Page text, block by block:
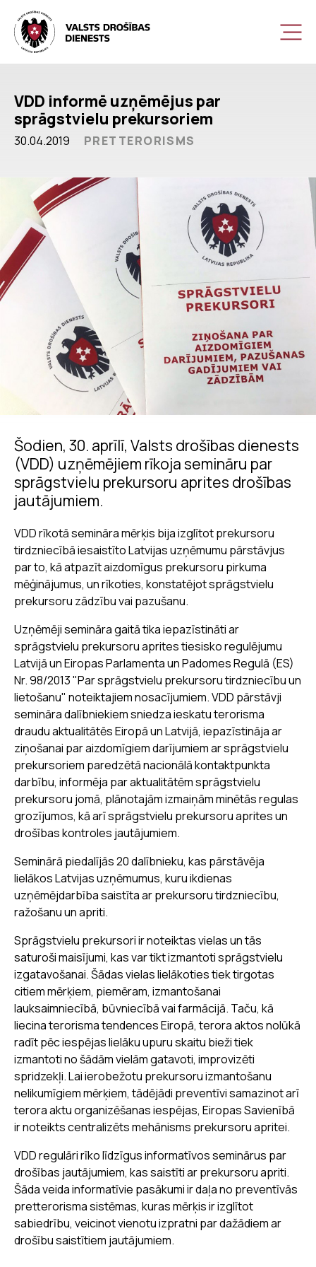
VDD informē uzņēmējus par
sprāgstvielu prekursoriem
30.04.2019 PRETTERORISMS
Šodien, 30. aprīlī, Valsts drošības dienests
(VDD) uzņēmējiem rīkoja semināru par
sprāgstvielu prekursoru aprites drošības
jautājumiem.
VDD rīkotā semināra mērķis bija izglītot prekursoru
tirdzniecībā iesaistīto Latvijas uzņēmumu pārstāvjus
par to, kā atpazīt aizdomīgus prekursoru pirkuma
mēģinājumus, un rīkoties, konstatējot sprāgstvielu
prekursoru zādzību vai pazušanu.
Uzņēmēji semināra gaitā tika iepazīstināti ar
sprāgstvielu prekursoru aprites tiesisko regulējumu
Latvijā un Eiropas Parlamenta un Padomes Regulā (ES)
Nr. 98/2013 "Par sprāgstvielu prekursoru tirdzniecību un
lietošanu" noteiktajiem nosacījumiem. VDD pārstāvji
semināra dalībniekiem sniedza ieskatu terorisma
draudu aktualitātēs Eiropā un Latvijā, iepazīstināja ar
ziņošanai par aizdomīgiem darījumiem ar sprāgstvielu
prekursoriem paredzētā nacionālā kontaktpunkta
darbību, informēja par aktualitātēm sprāgstvielu
prekursoru jomā, plānotajām izmaiņām minētās regulas
grozījumos, kā arī sprāgstvielu prekursoru aprites un
drošības kontroles jautājumiem.
Seminārā piedalījās 20 dalībnieku, kas pārstāvēja
lielākos Latvijas uzņēmumus, kuru ikdienas
uzņēmējdarbība saistīta ar prekursoru tirdzniecību,
ražošanu un apriti.
Sprāgstvielu prekursori ir noteiktas vielas un tās
saturoši maisījumi, kas var tikt izmantoti sprāgstvielu
izgatavošanai. Šādas vielas lielākoties tiek tirgotas
citiem mērķiem, piemēram, izmantošanai
lauksaimniecībā, būvniecībā vai farmācijā. Taču, kā
liecina terorisma tendences Eiropā, terora aktos nolūkā
radīt pēc iespējas lielāku upuru skaitu bieži tiek
izmantoti no šādām vielām gatavoti, improvizēti
spridzekļi. Lai ierobežotu prekursoru izmantošanu
nelikumīgiem mērķiem, tādējādi preventīvi samazinot arī
terora aktu organizēšanas iespējas, Eiropas Savienībā
ir noteikts centralizēts mehānisms prekursoru apritei.
VDD regulāri rīko līdzīgus informatīvos seminārus par
drošības jautājumiem, kas saistīti ar prekursoru apriti.
Šāda veida informatīvie pasākumi ir daļa no preventīvās
pretterorisma sistēmas, kuras mērķis ir izglītot
sabiedrību, veicinot vienotu izpratni par dažādiem ar
drošību saistītiem jautājumiem.